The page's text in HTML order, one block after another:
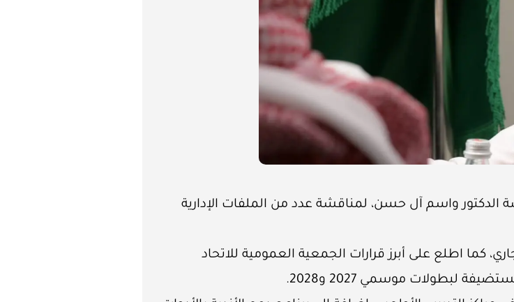
الدكتور واسم آل حسن، لمناقشة عدد من الملفات الإدارية
كما اطلع على أبرز قرارات الجمعية العمومية للاتحاد
لبطولات موسمي 2027 و2028.